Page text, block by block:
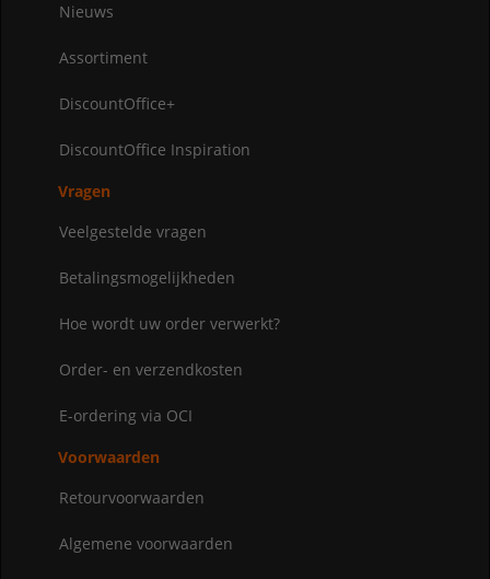
Nieuws
Assortiment
DiscountOffice+
DiscountOffice Inspiration
Vragen
Veelgestelde vragen
Betalingsmogelijkheden
Hoe wordt uw order verwerkt?
Order- en verzendkosten
E-ordering via OCI
Voorwaarden
Retourvoorwaarden
Algemene voorwaarden